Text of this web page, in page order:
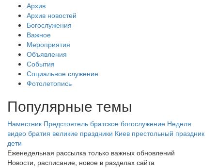
Архив
Архив новостей
Богослужения
Важное
Мероприятия
Объявления
События
Социальное служение
Фотолетопись
Популярные темы
Наместник Предстоятель братское богослужение Неделя
видео братия великие праздники Киев престольный праздник
дети
Еженедельная рассылка только важных обновлений
Новости, расписание, новое в разделах сайта